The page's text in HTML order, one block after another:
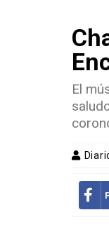
El